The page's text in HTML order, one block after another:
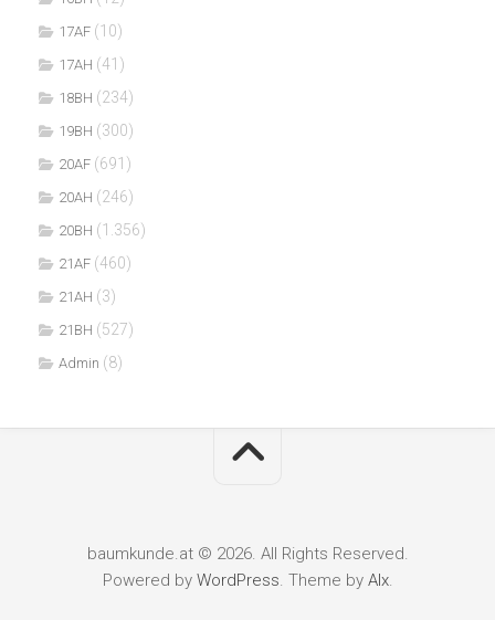
17AF (10)
17AH (41)
18BH (234)
19BH (300)
20AF (691)
20AH (246)
20BH (1.356)
21AF (460)
21AH (3)
21BH (527)
Admin (8)
baumkunde.at © 2026. All Rights Reserved.
Powered by WordPress. Theme by Alx.